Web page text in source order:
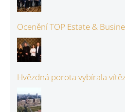
Ocenění TOP Estate &
Hvězdná porota vybírala